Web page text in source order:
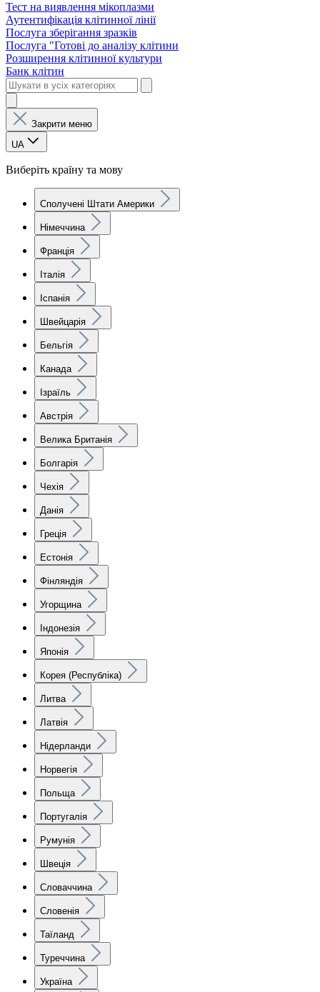
Тест на виявлення мікоплазми
Аутентифікація клітинної лінії
Послуга зберігання зразків
Послуга "Готові до аналізу клітини
Розширення клітинної культури
Банк клітин
Закрити меню
UA
Виберіть країну та мову
Сполучені Штати Америки
Німеччина
Франція
Італія
Іспанія
Швейцарія
Бельгія
Канада
Ізраїль
Австрія
Велика Британія
Болгарія
Чехія
Данія
Греція
Естонія
Фінляндія
Угорщина
Індонезія
Японія
Корея (Республіка)
Литва
Латвія
Нідерланди
Норвегія
Польща
Португалія
Румунія
Швеція
Словаччина
Словенія
Таїланд
Туреччина
Україна